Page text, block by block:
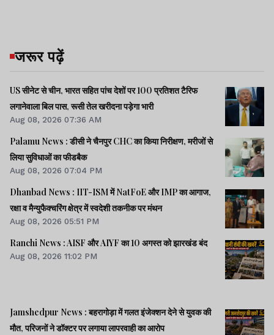
जरूर पढ़ें
US सीनेट से चीन, भारत सहित पांच देशों पर 100 प्रतिशत टैरिफ
लगानेवाला बिल पास, रूसी तेल खरीदना पड़ेगा भारी
Aug 08, 2026 07:36 AM
Palamu News : डीसी ने चैनपुर CHC का किया निरीक्षण, मरीजों से
लिया सुविधाओं का फीडबैक
Aug 08, 2026 07:04 PM
Dhanbad News : IIT-ISM में NatFoE और IMP का आगाज,
रक्षा व मैन्युफैक्चरिंग क्षेत्र में स्वदेशी तकनीक पर मंथन
Aug 08, 2026 05:51 PM
Ranchi News : AISF और AIYF का 10 अगस्त को झारखंड बंद
Aug 08, 2026 11:02 PM
Jamshedpur News : बहरागोड़ा में गलत इंजेक्शन देने से युवक की
मौत, परिजनों ने डॉक्टर पर लगाया लापरवाही का आरोप